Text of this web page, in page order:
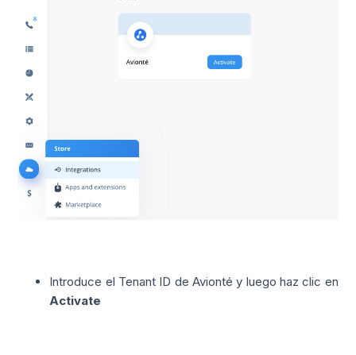
Introduce el Tenant ID de Avionté y luego haz clic en
Activate